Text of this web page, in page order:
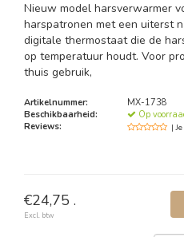
Nieuw model harsverwarmer
harspatronen met een uiterst
digitale thermostaat die de
op temperatuur houdt. Voor
thuis gebruik,
Artikelnummer:
MX-1738
Beschikbaarheid:
Op
Reviews:
|
€24,75 .
Excl. btw